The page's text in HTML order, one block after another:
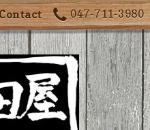
047-711-3980
Contact